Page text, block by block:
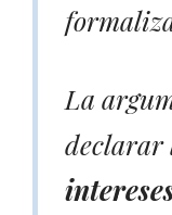
La
declarar